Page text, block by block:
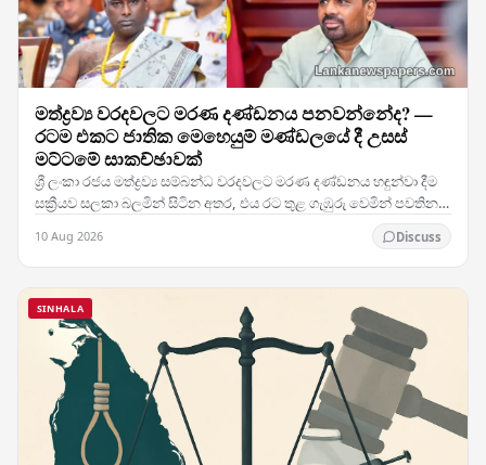
මත්ද්‍රව්‍ය වරදවලට මරණ දණ්ඩනය පනවන්නේද? —
රටම එකට ජාතික මෙහෙයුම් මණ්ඩලයේ දී උසස්
මට්ටමේ සාකච්ඡාවක්
ශ්‍රී ලංකා රජය මත්ද්‍රව්‍ය සම්බන්ධ වරදවලට මරණ දණ්ඩනය හඳුන්වා දීම
සක්‍රීයව සලකා බලමින් සිටින අතර, එය රට තුළ ගැඹුරු වෙමින් පවතින
10 Aug 2026 Discuss
SINHALA